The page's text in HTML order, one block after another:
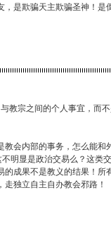
是欺骗天主欺骗圣神！是
教宗之间的个人事宜，而
会内部的事务，怎么能和
明显是政治交易么？这类
成果不是教义的结果！所
独立自主自办教会邪路！